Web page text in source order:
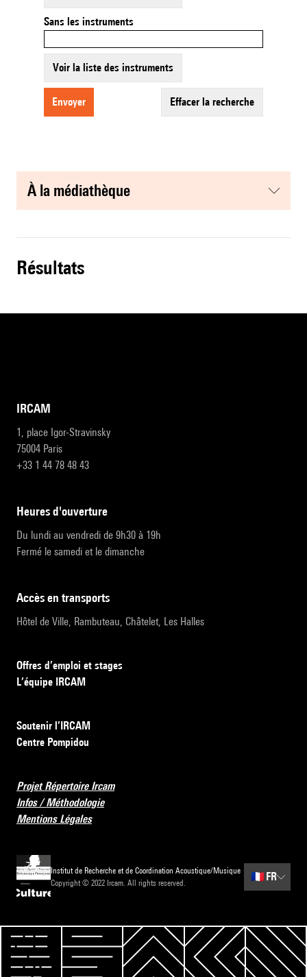
Sans les instruments
Voir la liste des instruments
envoyer effacer la recherche
à la médiathèque
résultats
IRCAM
1, place Igor-Stravinsky
75004 Paris
+33 1 44 78 48 43
heures d'ouverture
Du lundi au vendredi de 9h30 à 19h
Fermé le samedi et le dimanche
accès en transports
Hôtel de Ville, Rambuteau, Châtelet, Les Halles
Offres d’emploi et stages
L’équipe IRCAM
Soutenir l’IRCAM
Centre Pompidou
Projet Répertoire Ircam
Infos / Méthodologie
Mentions Légales
Institut de Recherche et de Coordination Acoustique/Musique
Copyright © 2022 Ircam. All rights reserved.
🇫🇷 FR